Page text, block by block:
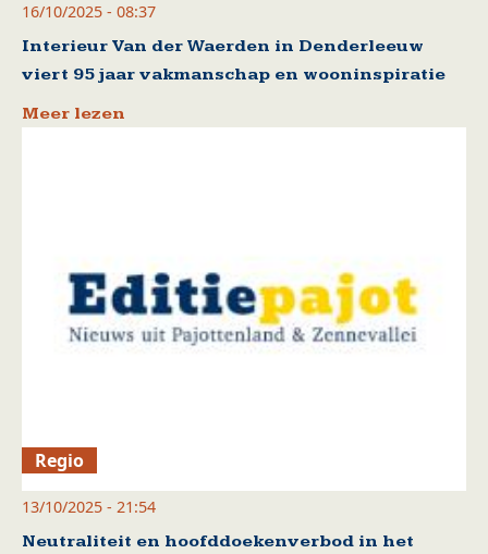
16/10/2025 - 08:37
Interieur Van der Waerden in Denderleeuw
viert 95 jaar vakmanschap en wooninspiratie
Meer lezen
Regio
13/10/2025 - 21:54
Neutraliteit en hoofddoekenverbod in het